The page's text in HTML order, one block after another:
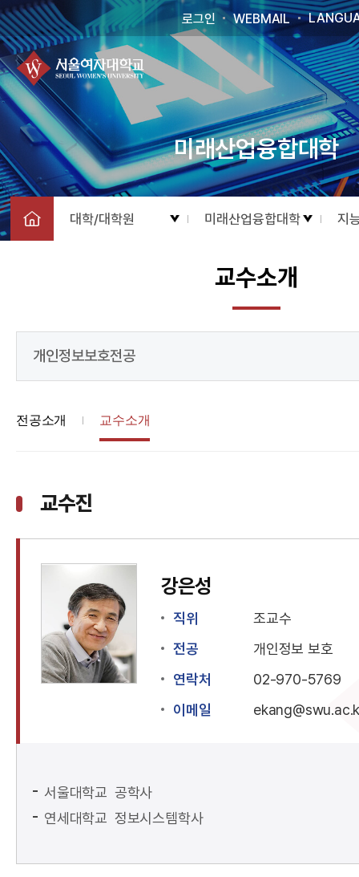
미래산업융합대학
로그인 WEBMAIL
대학/대학원 미래산업융합대학 지
교수소개
개인정보보호전공
전공소개 교수소개
교수진
강은성
직위
조교수
전공
개인정보 보호
연락처
02-970-5769
이메일
서울대학교 공학사
연세대학교 정보시스템학사